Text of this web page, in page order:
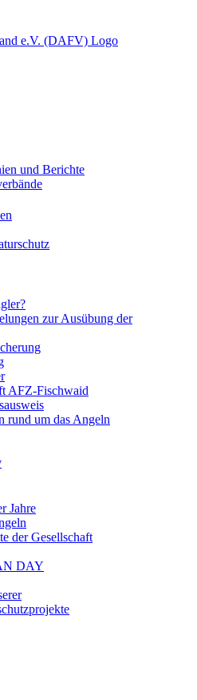
und Berichte
zur Ausübung der
AFZ-Fischwaid
rund um das Angeln
Jahre
der Gesellschaft
DAY